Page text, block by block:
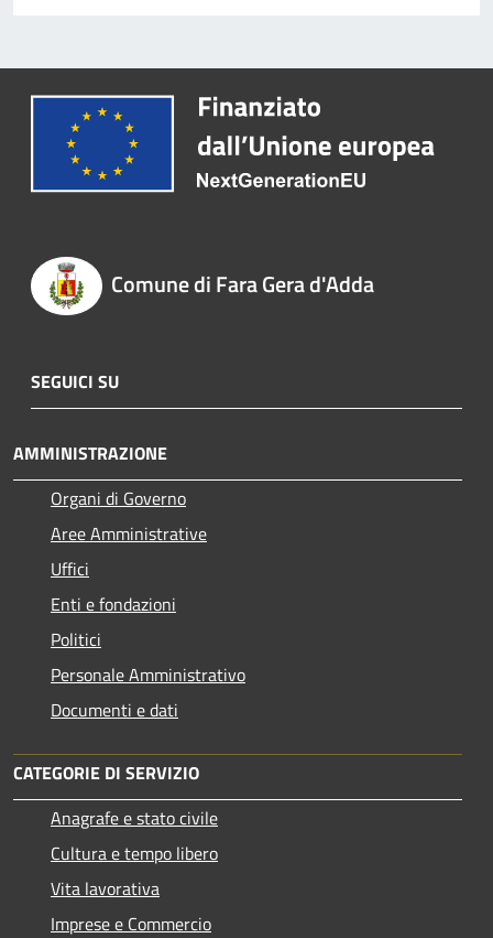
Comune di Fara Gera d'Adda
SEGUICI SU
AMMINISTRAZIONE
Organi di Governo
Aree Amministrative
Uffici
Enti e fondazioni
Politici
Personale Amministrativo
Documenti e dati
CATEGORIE DI SERVIZIO
Anagrafe e stato civile
Cultura e tempo libero
Vita lavorativa
Imprese e Commercio